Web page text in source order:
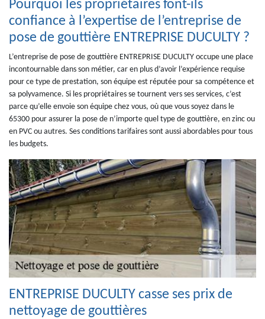
Pourquoi les propriétaires font-ils
confiance à l’expertise de l’entreprise de
pose de gouttière ENTREPRISE DUCULTY ?
L’entreprise de pose de gouttière ENTREPRISE DUCULTY occupe une place
incontournable dans son métier, car en plus d’avoir l’expérience requise
pour ce type de prestation, son équipe est réputée pour sa compétence et
sa polyvamence. Si les propriétaires se tournent vers ses services, c’est
parce qu’elle envoie son équipe chez vous, où que vous soyez dans le
65300 pour assurer la pose de n’importe quel type de gouttière, en zinc ou
en PVC ou autres. Ses conditions tarifaires sont aussi abordables pour tous
les budgets.
ENTREPRISE DUCULTY casse ses prix de
nettoyage de gouttières